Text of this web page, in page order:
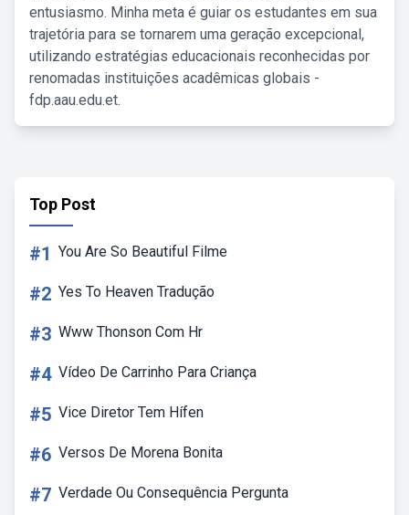
entusiasmo. Minha meta é guiar os estudantes em sua
trajetória para se tornarem uma geração excepcional,
utilizando estratégias educacionais reconhecidas por
renomadas instituições acadêmicas globais -
fdp.aau.edu.et.
Top Post
#1 You Are So Beautiful Filme
#2 Yes To Heaven Tradução
#3 Www Thonson Com Hr
#4 Vídeo De Carrinho Para Criança
#5 Vice Diretor Tem Hífen
#6 Versos De Morena Bonita
#7 Verdade Ou Consequência Pergunta